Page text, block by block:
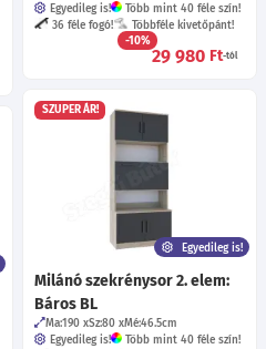
Egyedileg is!
Több mint 40 féle szín!
36 féle fogó!
Többféle kivetőpánt!
-10%
29 980 Ft-tól
SZUPER ÁR!
Egyedileg is!
Milánó szekrénysor 2. elem:
Báros BL
Ma:190 Sz:80 Mé:46.5cm
Egyedileg is!
Több mint 40 féle szín!